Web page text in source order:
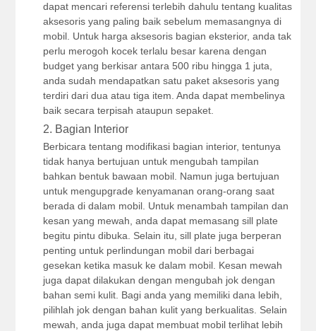
dapat mencari referensi terlebih dahulu tentang kualitas
aksesoris yang paling baik sebelum memasangnya di
mobil. Untuk harga aksesoris bagian eksterior, anda tak
perlu merogoh kocek terlalu besar karena dengan
budget yang berkisar antara 500 ribu hingga 1 juta,
anda sudah mendapatkan satu paket aksesoris yang
terdiri dari dua atau tiga item. Anda dapat membelinya
baik secara terpisah ataupun sepaket.
2. Bagian Interior
Berbicara tentang modifikasi bagian interior, tentunya
tidak hanya bertujuan untuk mengubah tampilan
bahkan bentuk bawaan mobil. Namun juga bertujuan
untuk mengupgrade kenyamanan orang-orang saat
berada di dalam mobil. Untuk menambah tampilan dan
kesan yang mewah, anda dapat memasang sill plate
begitu pintu dibuka. Selain itu, sill plate juga berperan
penting untuk perlindungan mobil dari berbagai
gesekan ketika masuk ke dalam mobil. Kesan mewah
juga dapat dilakukan dengan mengubah jok dengan
bahan semi kulit. Bagi anda yang memiliki dana lebih,
pilihlah jok dengan bahan kulit yang berkualitas. Selain
mewah, anda juga dapat membuat mobil terlihat lebih